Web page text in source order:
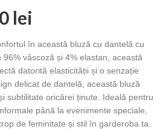
lei
în această bluză cu dantelă cu
vâscoză și 4% elastan, această
datorită elasticității și o senzație
delicat de dantelă, această bluză
subtilitate oricărei ținute. Ideală pentru
până la evenimente speciale,
de feminitate și stil în garderoba ta.